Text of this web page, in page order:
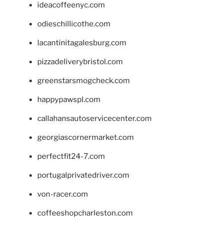
ideacoffeenyc.com
odieschillicothe.com
lacantinitagalesburg.com
pizzadeliverybristol.com
greenstarsmogcheck.com
happypawspl.com
callahansautoservicecenter.com
georgiascornermarket.com
perfectfit24-7.com
portugalprivatedriver.com
von-racer.com
coffeeshopcharleston.com